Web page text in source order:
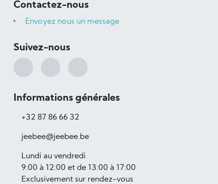
Contactez-nous
Envoyez nous un message
Suivez-nous
Informations générales
+32 87 86 66 32
jeebee@jeebee.be
Lundi au vendredi
9:00 à 12:00 et de 13:00 à 17:00
Exclusivement sur rendez-vous